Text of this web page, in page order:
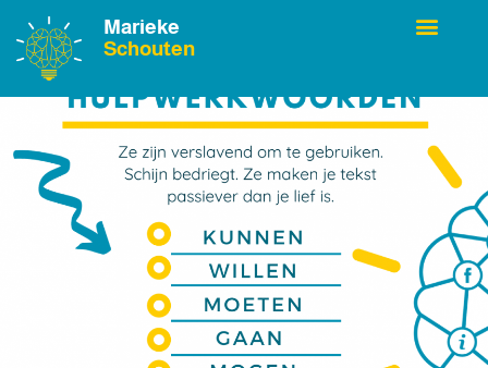
Marieke
Schouten
Hulpwerkwoorden